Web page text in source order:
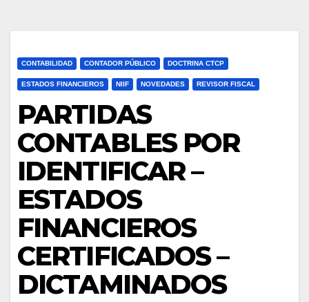
CONTABILIDAD CONTADOR PÚBLICO DOCTRINA CTCP
ESTADOS FINANCIEROS NIIF NOVEDADES REVISOR FISCAL
PARTIDAS
CONTABLES POR
IDENTIFICAR –
ESTADOS
FINANCIEROS
CERTIFICADOS –
DICTAMINADOS